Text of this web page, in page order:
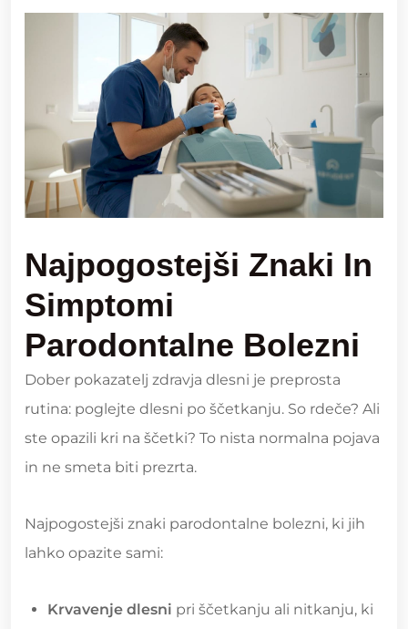
Najpogostejši Znaki In
Simptomi
Parodontalne Bolezni
Dober pokazatelj zdravja dlesni je preprosta
rutina: poglejte dlesni po ščetkanju. So rdeče? Ali
ste opazili kri na ščetki? To nista normalna pojava
in ne smeta biti prezrta.
Najpogostejši znaki parodontalne bolezni, ki jih
lahko opazite sami:
Krvavenje dlesni pri ščetkanju ali nitkanju, ki